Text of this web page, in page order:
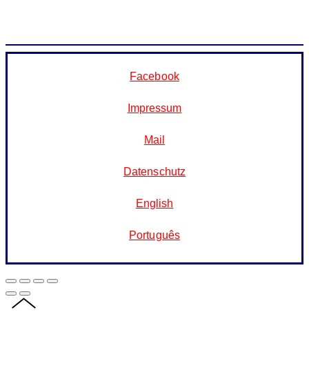
Facebook
Impressum
Mail
Datenschutz
English
Português